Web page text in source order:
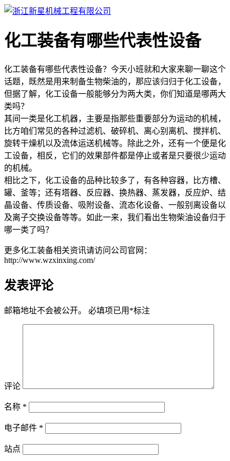
化工装备有哪些代表性设备
化工装备有哪些代表性设备？今天小班就和大家来聊一聊这个
话题，既然是用来制备生物柴油的，那应该归归于化工设备，
但据了解，化工设备一般能够分为两大类，你们知道是哪两大
类吗？
其间一类是化工机器，主要是指那些重要部分为运动的机械，
比方咱们常见的各种过滤机、破碎机、离心别离机、搅拌机、
旋转干燥机以及流体运送机械等。除此之外，还有一个便是化
工设备，相反，它们的效果部件都是停止或者是只要很少运动
的机械。
相比之下，化工设备的品种比较多了，有各种容器，比方槽、
罐、釜等；还有塔器、反应器、换热器、蒸发器，反应炉、结
晶设备、传质设备、吸附设备、流态化设备、一般别离设备以
及离子交换设备等等。如此一来，我们看出生物柴油设备归于
哪一类了吗？
更多化工装备相关资讯请访问公司官网：
http://www.wzxinxing.com/
发表评论
邮箱地址不会被公开。 必填项已用 *标注
评论
名称 *
电子邮件 *
站点